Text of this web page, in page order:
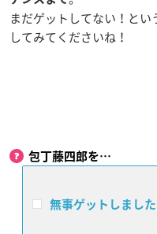
まだゲットしてない！と
してみてくださいね！
包丁藤四郎を…
無事ゲットしました